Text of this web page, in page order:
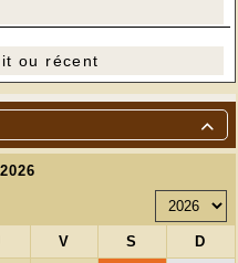

ou récent